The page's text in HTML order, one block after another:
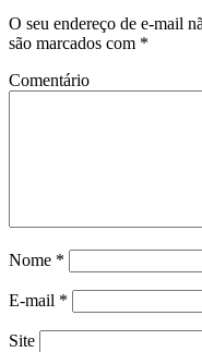
O seu endereço de e-mail
são marcados com *
Comentário
Nome *
E-mail *
Site